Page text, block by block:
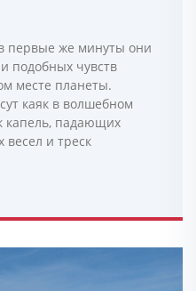
первые же минуты они
подобных чувств
месте планеты.
каяк в волшебном
капель, падающих
и треск